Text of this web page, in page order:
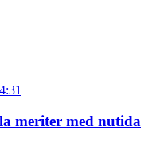
meriter med nutida